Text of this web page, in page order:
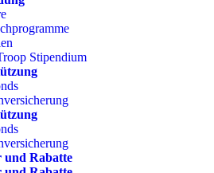
Stipendium
und Rabatte